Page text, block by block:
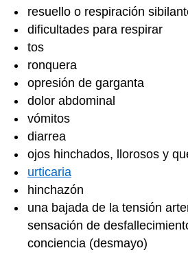
resuello o respiración
dificultades para respirar
tos
ronquera
opresión de garganta
dolor abdominal
vómitos
diarrea
ojos hinchados, llorosos y
urticaria
hinchazón
una bajada de la tensión
sensación de
conciencia (desmayo)